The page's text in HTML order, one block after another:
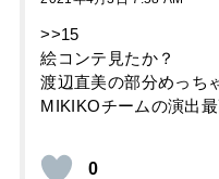
>>15
絵コンテ見たか？
渡辺直美の部分めっち
MIKIKOチームの演出
0